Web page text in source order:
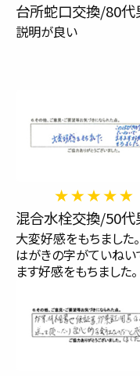
台所蛇口交換/80代
説明が良い
混合水栓交換/50代
大変好感をもちました
はがきの字がていねい
ます好感をもちました。